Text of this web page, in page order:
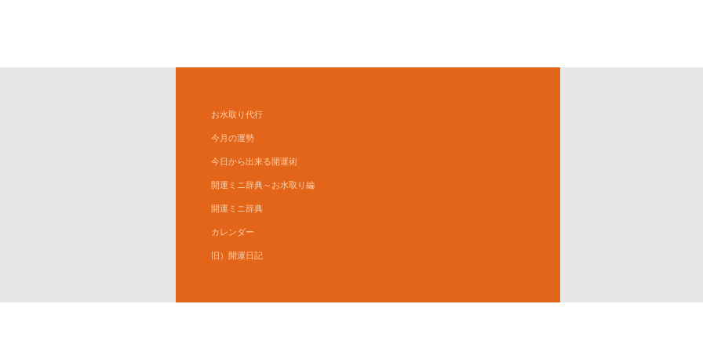
お水取り代行
今月の運勢
今日から出来る開運術
開運ミニ辞典～お水取り編
開運ミニ辞典
カレンダー
旧）開運日記